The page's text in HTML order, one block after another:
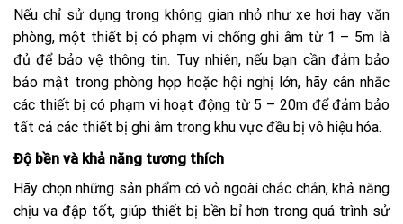
Nếu chỉ sử dụng trong không gian nhỏ như xe hơi hay văn
phòng, một thiết bị có phạm vi chống ghi âm từ 1 – 5m là
đủ để bảo vệ thông tin. Tuy nhiên, nếu bạn cần đảm bảo
bảo mật trong phòng họp hoặc hội nghị lớn, hãy cân nhắc
các thiết bị có phạm vi hoạt động từ 5 – 20m để đảm bảo
tất cả các thiết bị ghi âm trong khu vực đều bị vô hiệu hóa.
Độ bền và khả năng tương thích
Hãy chọn những sản phẩm có vỏ ngoài chắc chắn, khả năng
chịu va đập tốt, giúp thiết bị bền bỉ hơn trong quá trình sử